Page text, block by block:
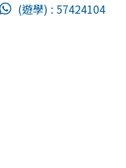
(遊學) : 57424104